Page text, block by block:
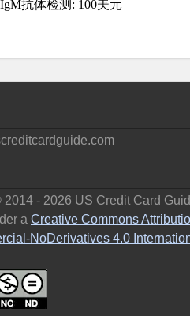
2014 - 2026 US Credit Card
a Creative Commons
NoDerivatives 4.0